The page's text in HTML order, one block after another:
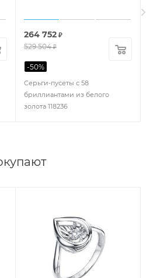
Серьги-пусеты с 58
бриллиантами из белого
золота 118236
264 752 ₽
529 504₽
-50%